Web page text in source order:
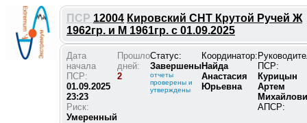
ПСР 12004 Кировский СНТ Крутой Ручей Ж
1962гр. и М 1961гр. с 01.09.2025
Дата
начала
ПСР:
01.09.2025
23:23
Риск:
Умеренный
Прошло
дней:
2
Статус:
Завершены
отчеты
проверены и
утверждены
Координатор:
Найда
Анастасия
Юрьевна
ПСР:
Курицын
Артем
АПСР: